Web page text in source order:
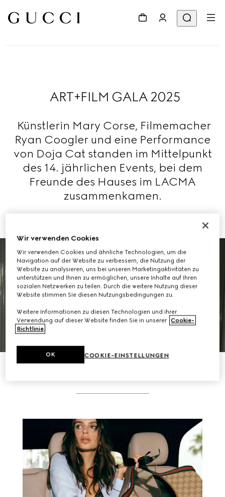
ART+FILM GALA 2025
Künstlerin Mary Corse, Filmemacher
Ryan Coogler und eine Performance
von Doja Cat standen im Mittelpunkt
des 14. jährlichen Events, bei dem
Freunde des Hauses im LACMA
zusammenkamen.
MEHR ÜBER DIE GÄSTE
Wir verwenden Cookies
Wir verwenden Cookies und ähnliche Technologien, um die
Navigation auf der Website zu verbessern, die Nutzung der
Website zu analysieren, uns bei unseren Marketingaktivitäten zu
unterstützen und Ihnen zu ermöglichen, unsere Inhalte auf Ihren
sozialen Netzwerken zu teilen. Durch die weitere Nutzung dieser
Website stimmen Sie diesen Nutzungsbedingungen zu.
Weitere Informationen zu diesen Technologien und ihrer
Verwendung auf dieser Website finden Sie in unserer Cookie-
Richtlinie.
COOKIE-EINSTELLUNGEN
OK